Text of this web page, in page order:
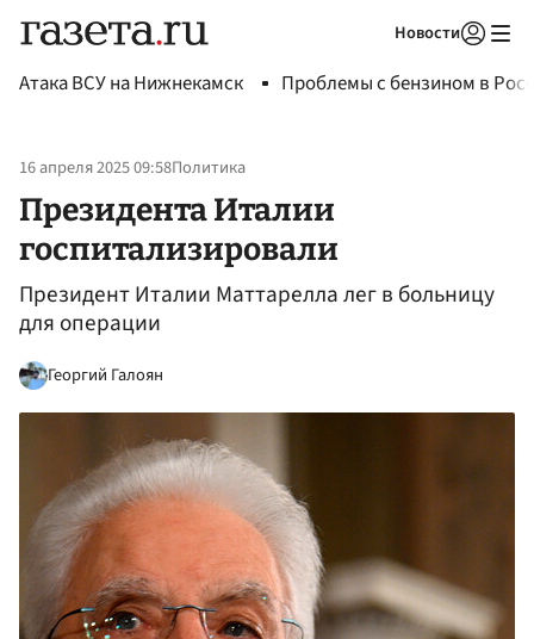
Новости
Атака ВСУ на Нижнекамск Проблемы с бензином в
16 апреля 2025 09:58Политика
Президента Италии
госпитализировали
Президент Италии Маттарелла лег в больницу
для операции
Георгий Галоян